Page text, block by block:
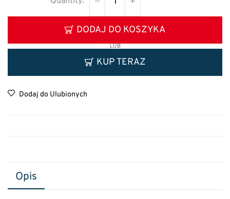
DODAJ DO KOSZYKA
LUB
KUP TERAZ
Dodaj do Ulubionych
Opis